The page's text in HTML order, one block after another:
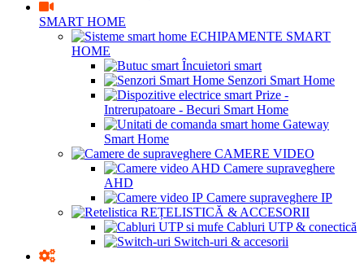
SMART HOME
ECHIPAMENTE SMART
HOME
Încuietori smart
Senzori Smart Home
Prize -
Intrerupatoare - Becuri Smart Home
Gateway
Smart Home
CAMERE VIDEO
Camere supraveghere
AHD
Camere supraveghere IP
REȚELISTICĂ & ACCESORII
Cabluri UTP & conectică
Switch-uri & accesorii